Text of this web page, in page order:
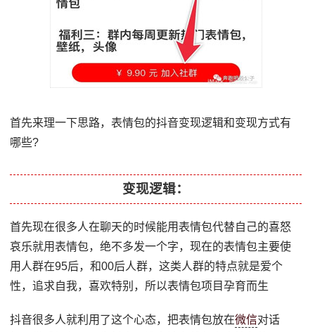
首先来理一下思路，表情包的抖音变现逻辑和变现方式有
哪些?
变现逻辑：
首先现在很多人在聊天的时候能用表情包代替自己的喜怒
哀乐就用表情包，绝不多发一个字，现在的表情包主要使
用人群在95后，和00后人群，这类人群的特点就是爱个
性，追求自我，喜欢特别，所以表情包项目孕育而生
抖音很多人就利用了这个心态，把表情包放在微信对话